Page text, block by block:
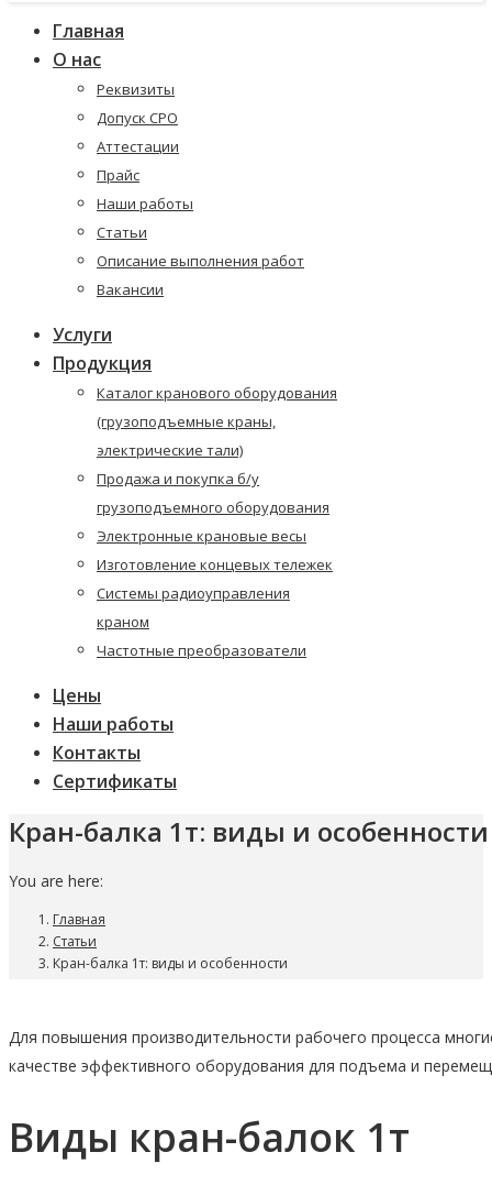
Главная
О нас
Реквизиты
Допуск СРО
Аттестации
Прайс
Наши работы
Статьи
Описание выполнения работ
Вакансии
Услуги
Продукция
Каталог кранового оборудования
(грузоподъемные краны,
электрические тали)
Продажа и покупка б/у
грузоподъемного оборудования
Электронные крановые весы
Изготовление концевых тележек
Системы радиоуправления
краном
Частотные преобразователи
Цены
Наши работы
Контакты
Сертификаты
Кран-балка 1т: виды и особенности
You are here:
Главная
Статьи
Кран-балка 1т: виды и особенности
Для повышения производительности рабочего процесса
качестве эффективного оборудования для подъема и
Виды кран-балок 1т